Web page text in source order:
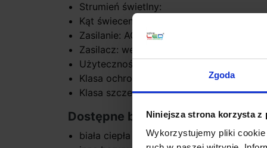
Zgoda
Niniejsza strona korzysta z
Wykorzystujemy pliki
Strumień świetlny:
Kąt świecenia: 120º
Zasilanie: AC 230V
Zasilacz: wewnętrzny, wbudowany
Użyteczność: do 50.000 godzin
Klasa ochrony: II
Klasa szczelności: IP20
Dostępne barwy światła:
biała ciepła 3000K